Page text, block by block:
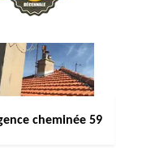
cheminée 59